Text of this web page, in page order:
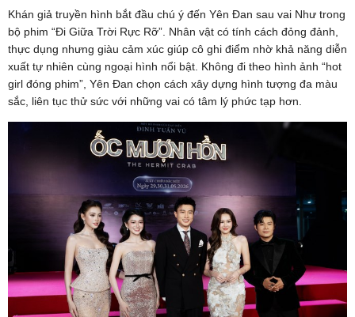
Khán giả truyền hình bắt đầu chú ý đến Yên Đan sau vai Như trong
bộ phim “Đi Giữa Trời Rực Rỡ”. Nhân vật có tính cách đỏng đảnh,
thực dụng nhưng giàu cảm xúc giúp cô ghi điểm nhờ khả năng diễn
xuất tự nhiên cùng ngoại hình nổi bật. Không đi theo hình ảnh “hot
girl đóng phim”, Yên Đan chọn cách xây dựng hình tượng đa màu
sắc, liên tục thử sức với những vai có tâm lý phức tạp hơn.